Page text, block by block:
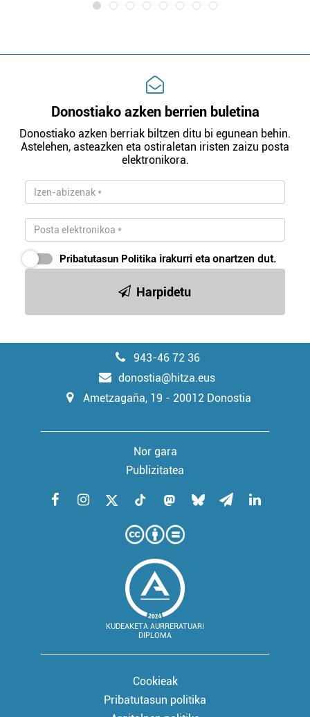
Donostiako azken berrien buletina
Donostiako azken berriak biltzen ditu bi egunean behin.
Astelehen, asteazken eta ostiraletan iristen zaizu posta
elektronikora.
Pribatutasun Politika irakurri eta onartzen dut.
Harpidetu
943-46 72 36
donostia@hitza.eus
Ametzagaña, 19 - 20012 Donostia
Nor gara
Publizitatea
KUDEAKETA AURRERATUARI
DIPLOMA
Cookieak
Pribatutasun politika